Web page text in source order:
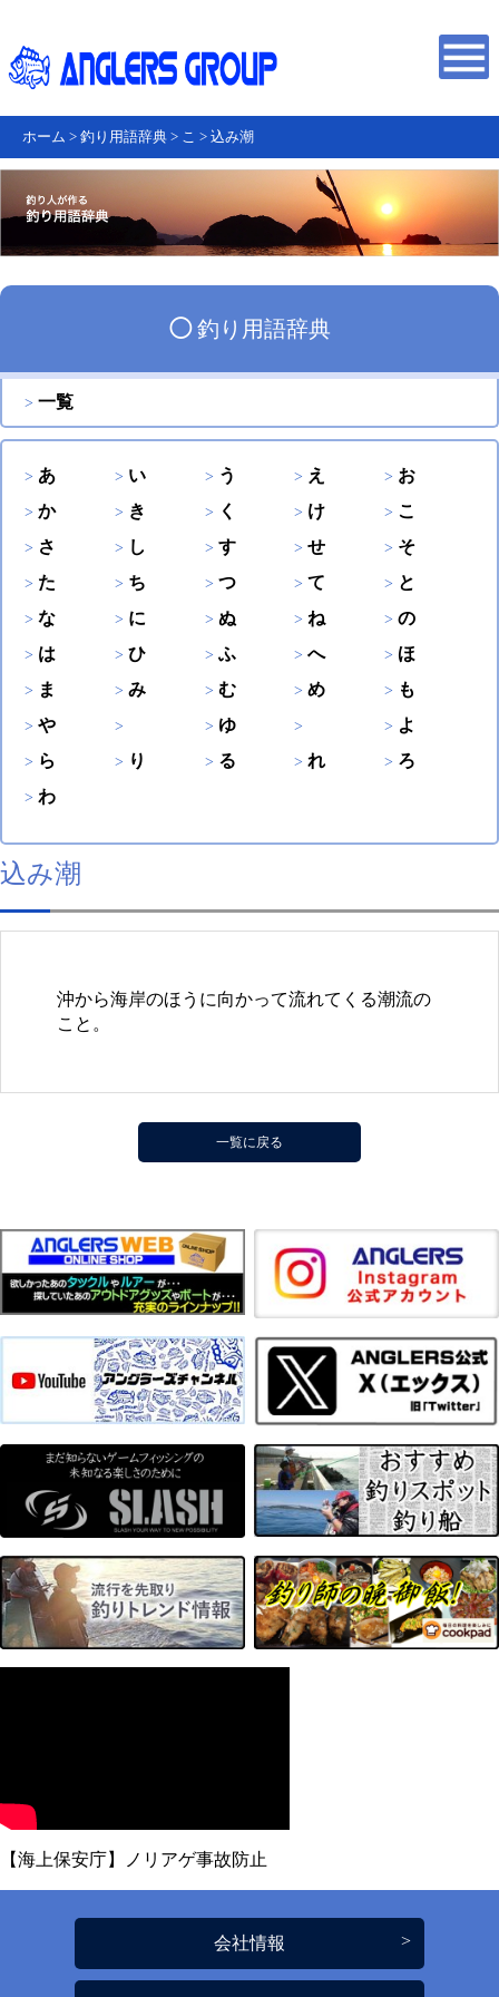
ホーム > 釣り用語辞典 > こ > 込み潮
◯釣り用語辞典
一覧
あ い う え
お
か
き く け
こ
さ
し す せ
そ
た
ち つ て
と
な
に ぬ ね
の
は
ひ ふ へ
ほ
ま
み む め
も
や
ゆ
よ
ら
り る れ
ろ
わ
込み潮
沖から海岸のほうに向かって流れてくる潮流の
こと。
一覧に戻る
【海上保安庁】ノリアゲ事故防止
会社情報